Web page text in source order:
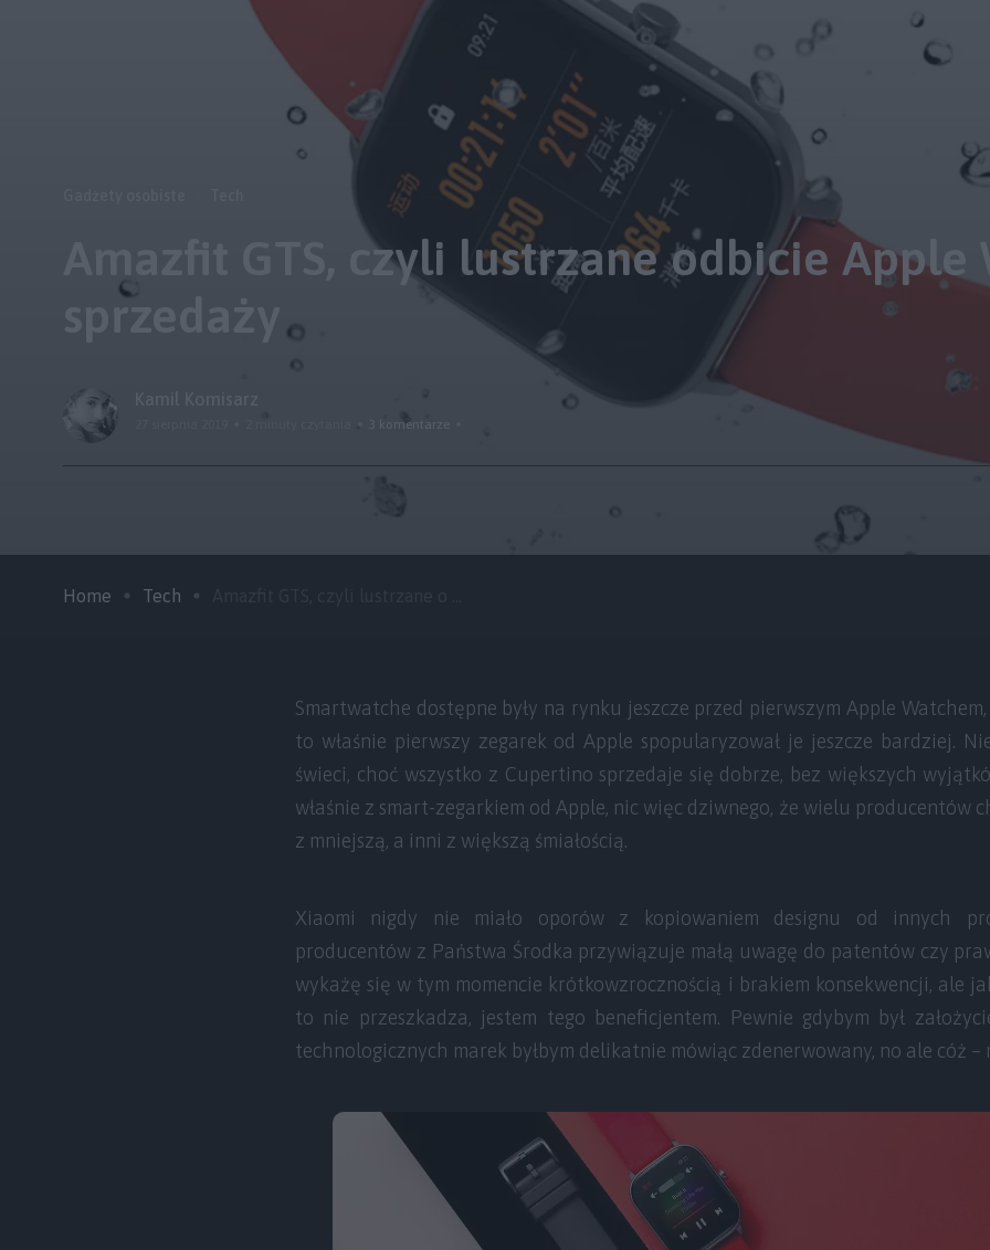
Amazfit GTS, czyli lustrzane odbicie
sprzedaży
3 komentarze
Home Tech
Smartwatche dostępne były na rynku jeszcze przed pierwszym Apple
to właśnie pierwszy zegarek od Apple spopularyzował je jeszcze bardziej.
świeci, choć wszystko z Cupertino sprzedaje się dobrze, bez większych
właśnie z smart-zegarkiem od Apple, nic więc dziwnego, że wielu producentów
z mniejszą, a inni z większą śmiałością.
Xiaomi nigdy nie miało oporów z kopiowaniem designu od innych
producentów z Państwa Środka przywiązuje małą uwagę do patentów czy
wykażę się w tym momencie krótkowzrocznością i brakiem konsekwencji, ale
to nie przeszkadza, jestem tego beneficjentem. Pewnie gdybym był
technologicznych marek byłbym delikatnie mówiąc zdenerwowany, no ale cóż –